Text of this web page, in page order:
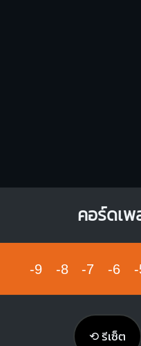
คอร์ดเพ
-9 -8 -7 -6
⟲ รีเซ็ต